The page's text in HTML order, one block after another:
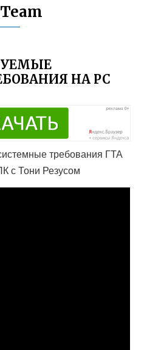
НА PC
требования ГТА
с Тони Резусом